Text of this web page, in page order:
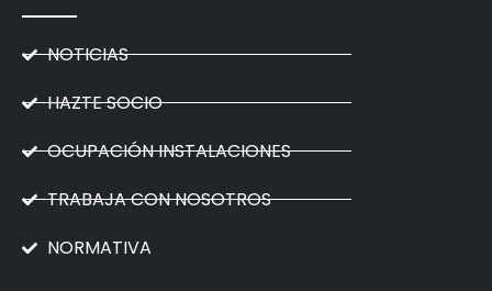
NOTICIAS
HAZTE SOCIO
OCUPACIÓN INSTALACIONES
TRABAJA CON NOSOTROS
NORMATIVA